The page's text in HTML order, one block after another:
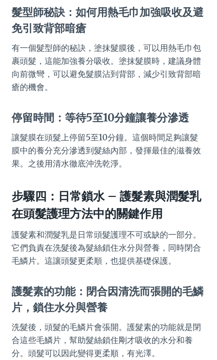
髮型師秘訣：如何用熱毛巾加強吸收及避
免引致背部暗瘡
有一個髮型師的秘訣，塗抹髮膜後，可以用熱毛巾包
裹頭髮，這能加強養分吸收。塗抹髮膜時，建議身體
向前微彎，可以避免髮膜沾到背部，減少引致背部暗
瘡的機會。
停留時間：等待5至10分鐘讓養分滲透
讓髮膜在頭髮上停留5至10分鐘。這個時間足夠讓髮
膜中的養分充分滲透到髮絲內部，發揮最佳的滋養效
果。之後用清水徹底沖洗乾淨。
步驟四：日常鎖水 – 護髮素與潤髮乳
在頭髮護理方法中的關鍵作用
護髮素和潤髮乳是日常頭髮護理不可或缺的一部分。
它們負責在洗髮後為髮絲鎖住水分與營養，同時閉合
毛鱗片。這讓頭髮更柔順，也提供基礎保護。
護髮素的功能：閉合因清洗而張開的毛鱗
片，鎖住水分與營養
洗髮後，頭髮的毛鱗片會張開。護髮素的功能就是閉
合這些毛鱗片，幫助髮絲鎖住剛才吸收的水分和養
分。頭髮可以因此變得更柔順，有光澤。